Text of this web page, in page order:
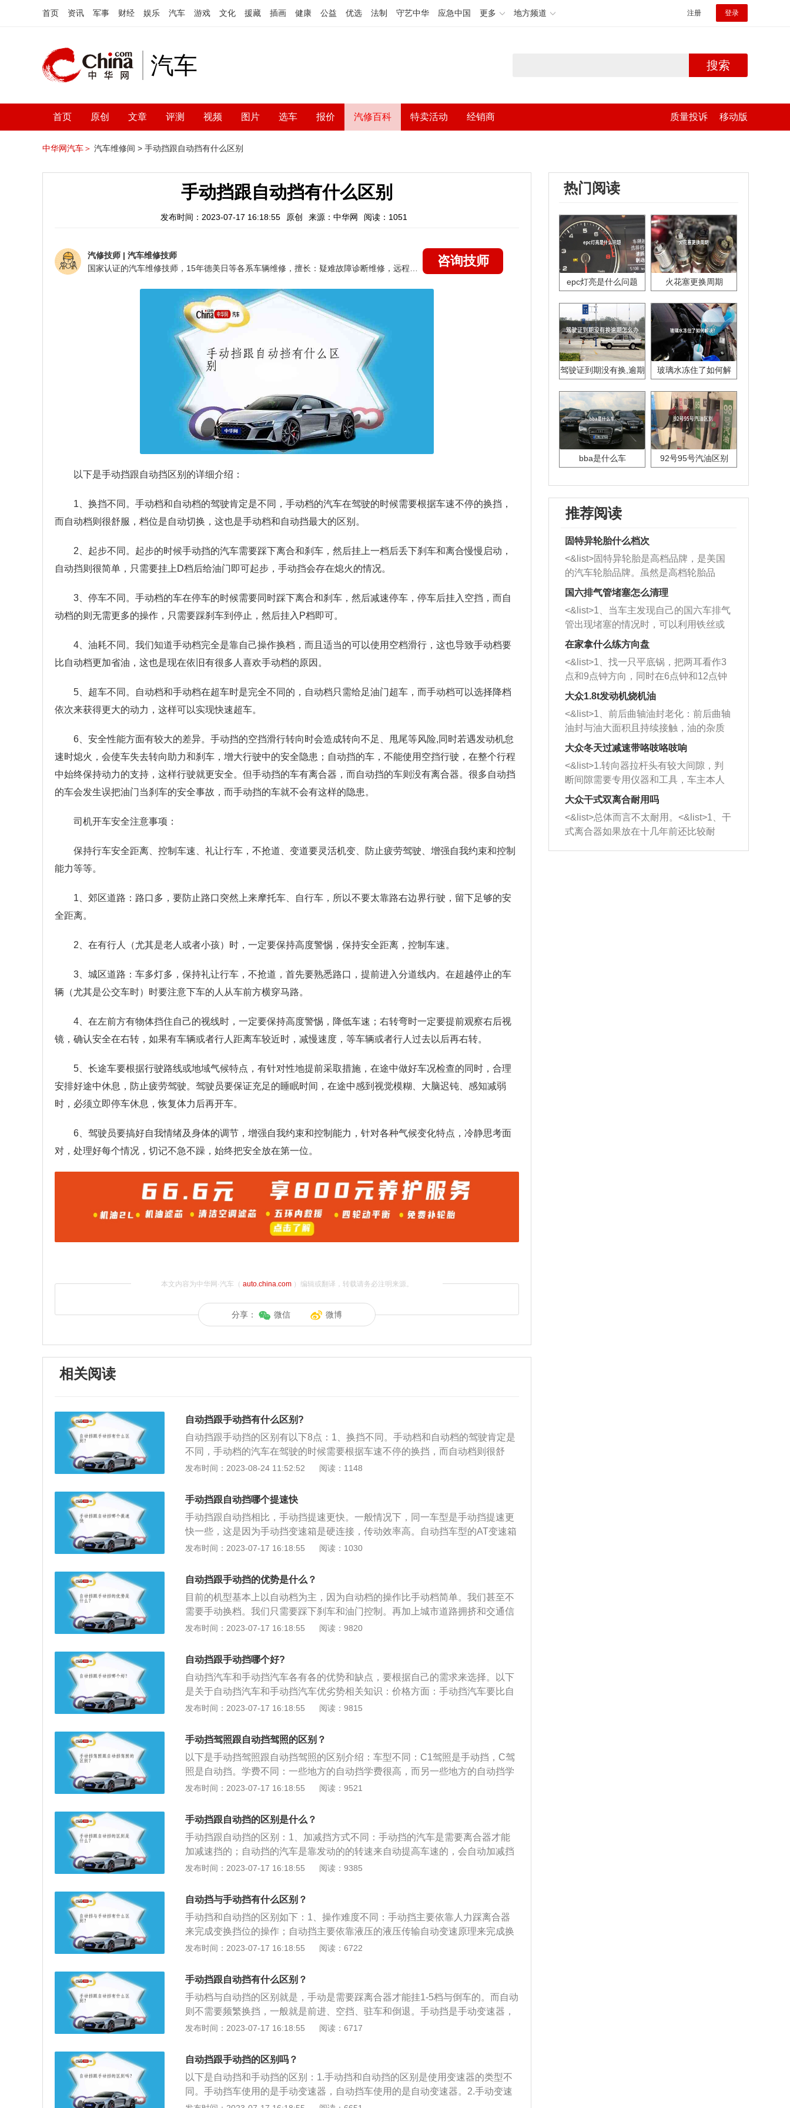
首页 资讯 军事 财经 娱乐 汽车 游戏 文化 援藏 插画 健康 公益 优选 法制 守艺中华 应急中国 更多 地方频道 注册 登录
汽车 搜索
首页 原创 文章 评测 视频 图片 选车 报价 汽修百科 特卖活动 经销商 质量投诉 移动版
中华网汽车＞ 汽车维修间 > 手动挡跟自动挡有什么区别
手动挡跟自动挡有什么区别
发布时间：2023-07-17 16:18:55 原创 来源：中华网 阅读：1051
汽修技师 | 汽车维修技师
咨询技师
以下是手动挡跟自动挡区别的详细介绍：
1、换挡不同。手动档和自动档的驾驶肯定是不同，手动档的汽车在驾驶的时候需要根据车速不停的换挡，
而自动档则很舒服，档位是自动切换，这也是手动档和自动挡最大的区别。
2、起步不同。起步的时候手动挡的汽车需要踩下离合和刹车，然后挂上一档后丢下刹车和离合慢慢启动，
自动挡则很简单，只需要挂上D档后给油门即可起步，手动挡会存在熄火的情况。
3、停车不同。手动档的车在停车的时候需要同时踩下离合和刹车，然后减速停车，停车后挂入空挡，而自
动档的则无需更多的操作，只需要踩刹车到停止，然后挂入P档即可。
4、油耗不同。我们知道手动档完全是靠自己操作换档，而且适当的可以使用空档滑行，这也导致手动档要
比自动档更加省油，这也是现在依旧有很多人喜欢手动档的原因。
5、超车不同。自动档和手动档在超车时是完全不同的，自动档只需给足油门超车，而手动档可以选择降档
依次来获得更大的动力，这样可以实现快速超车。
6、安全性能方面有较大的差异。手动挡的空挡滑行转向时会造成转向不足、甩尾等风险,同时若遇发动机怠
速时熄火，会使车失去转向助力和刹车，增大行驶中的安全隐患；自动挡的车，不能使用空挡行驶，在整个行程
中始终保持动力的支持，这样行驶就更安全。但手动挡的车有离合器，而自动挡的车则没有离合器。很多自动挡
的车会发生误把油门当刹车的安全事故，而手动挡的车就不会有这样的隐患。
司机开车安全注意事项：
保持行车安全距离、控制车速、礼让行车，不抢道、变道要灵活机变、防止疲劳驾驶、增强自我约束和控制
能力等等。
1、郊区道路：路口多，要防止路口突然上来摩托车、自行车，所以不要太靠路右边界行驶，留下足够的安
全距离。
2、在有行人（尤其是老人或者小孩）时，一定要保持高度警惕，保持安全距离，控制车速。
3、城区道路：车多灯多，保持礼让行车，不抢道，首先要熟悉路口，提前进入分道线内。在超越停止的车
辆（尤其是公交车时）时要注意下车的人从车前方横穿马路。
4、在左前方有物体挡住自己的视线时，一定要保持高度警惕，降低车速；右转弯时一定要提前观察右后视
镜，确认安全在右转，如果有车辆或者行人距离车较近时，减慢速度，等车辆或者行人过去以后再右转。
5、长途车要根据行驶路线或地域气候特点，有针对性地提前采取措施，在途中做好车况检查的同时，合理
安排好途中休息，防止疲劳驾驶。驾驶员要保证充足的睡眠时间，在途中感到视觉模糊、大脑迟钝、感知减弱
时，必须立即停车休息，恢复体力后再开车。
6、驾驶员要搞好自我情绪及身体的调节，增强自我约束和控制能力，针对各种气候变化特点，冷静思考面
对，处理好每个情况，切记不急不躁，始终把安全放在第一位。
本文内容为中华网·汽车（ auto.china.com）编辑或翻译，转载请务必注明来源。
分享： 微信 微博
相关阅读
自动挡跟手动挡有什么区别?
自动挡跟手动挡的区别有以下8点：1、换挡不同。手动档和自动档的驾驶肯定是
不同，手动档的汽车在驾驶的时候需要根据车速不停的换挡，而自动档则很舒
服，档位是自动切换，这也是手动档和自动挡最大的区别。2、起步不同。起步
启动，自动挡则很简单，只需要挂上D档后给油门即可起步，手动挡会存在熄火
的情况。3、停车不同。手动档的车在停车的时候需要同时踩下离合和刹车，然
后减速停车，停车后挂入空挡，而自动档的则无需更多的操作，只需要踩刹车到
停止，然后挂入P档即可。4、油耗不同。我们知道手动档完全是靠自己操作换
档，而且适当的可以使用空档滑行，这也导致手动档要比自动档更加省油，这也
时是完全不同的，自动档只需给足油门超车，而手动档可以选择降档依次来获得
更大的动力，这样可以实现快速超车。6、安全性能方面有较大的差异。手动挡
的空挡滑行转向时会造成转向不足、甩尾等风险,同时若遇发动机怠速时熄火，会
行驶，在整个行程中始终保持动力的支持，这样行驶就更安全。7、变速箱不
之外，自动挡变速箱没有离合器踏板，而手动挡汽车有离合器踏板。8、挡位标
识不同，再就是，自动挡汽车和手动挡汽车的档位标识不同。自动挡变速箱的档
位标识为P、R、N、D等，而手动变速箱的档位标识为1、2、3、4、5、6、R
等。但手动挡的车有离合器，而自动挡的车则没有离合器。很多自动挡的车会发
发布时间：2023-08-24 11:52:52 阅读：1148
手动挡跟自动挡哪个提速快
手动挡跟自动挡相比，手动挡提速更快。一般情况下，同一车型是手动挡提速更
快一些，这是因为手动挡变速箱是硬连接，传动效率高。自动挡车型的AT变速箱
是通过液力变矩器来传递动力，而液力变矩器是以液压油作为工作介质，会存在
挡车型提速会更快一些。因为DCT相当于将两套手动变速箱组合在了一起，由电
子系统控制换挡，所以响应会更快。手动挡与自动挡的区别在于：1、手动需踩
离合器才能挂1到5档倒车，而自动则不需频繁换挡。2、手动挡比较经济、实
惠、有驾驶乐趣；自动挡使用方便、减少了频繁换挡位的次数。3、手动变速器
如质量良好几乎不可能出故障，全寿命保持优良性能。自动变速器却是随着使用
是远远低于自动变速器油，自动变速器随着使用历程的增加性能下降明显，维修
费用巨大。
发布时间：2023-07-17 16:18:55 阅读：1030
自动挡跟手动挡的优势是什么？
目前的机型基本上以自动档为主，因为自动档的操作比手动档简单。我们甚至不
需要手动换档。我们只需要踩下刹车和油门控制。再加上城市道路拥挤和交通信
号灯众多，自动变速器模型可以更好地解决这一问题。其次，手动变速器的安全
器和油门，但使用油门作为制动器的事故却屡见不鲜。这在手动变速器车型中很
少发生。即使我们不小心踩到了油门，而且档位可以控制车速，汽车也不会加速
失控。
发布时间：2023-07-17 16:18:55 阅读：9820
自动挡跟手动挡哪个好?
自动挡汽车和手动挡汽车各有各的优势和缺点，要根据自己的需求来选择。以下
是关于自动挡汽车和手动挡汽车优劣势相关知识：价格方面：手动挡汽车要比自
动挡更加具有优势，手动挡要比自动挡更加便宜，如果对于自动挡没有太大的需
更低，无疑更加实惠。驾驶体验方面：手动挡无疑要比自动挡更加具有操控性，
能够给驾驶员带来的驾驶感官也不一样。可是现在人们买车基本都是家用，价格
就决定了手动挡汽车带来不了多少驾驶感，而且城市道路拥堵，手动挡反而不如
自动挡来的方便。因此从驾驶体验上看，自动挡汽车有更多的优势。
发布时间：2023-07-17 16:18:55 阅读：9815
手动挡驾照跟自动挡驾照的区别？
以下是手动挡驾照跟自动挡驾照的区别介绍：车型不同：C1驾照是手动挡，C驾
照是自动挡。学费不同：一些地方的自动挡学费很高，而另一些地方的自动挡学
费很低。每个区域都不同，可以根据实际情况进行评估。驾驶难度不同：手动挡
员的实际情况来选择。C1适用范围更广：C1的驾照可以驾驶自动挡的汽车，但
是C2不能驾驶C1的汽车，不过现在的汽车基本上都是自动挡。
发布时间：2023-07-17 16:18:55 阅读：9521
手动挡跟自动挡的区别是什么？
手动挡跟自动挡的区别：1、加减挡方式不同：手动挡的汽车是需要离合器才能
加减速挡的；自动挡的汽车是靠发动的的转速来自动提高车速的，会自动加减挡
位。2、油耗不同：手动挡行驶时只需要放在高速挡位，擎着油门就可以；自动
箱有at变速箱、双离合变速箱、cvt变速箱。at变速箱是技术成熟，应用广泛的变
速箱，这种变速箱的换挡平顺性比较好。
发布时间：2023-07-17 16:18:55 阅读：9385
自动挡与手动挡有什么区别？
手动挡和自动挡的区别如下：1、操作难度不同：手动挡主要依靠人力踩离合器
来完成变换挡位的操作；自动挡主要依靠液压的液压传输自动变速原理来完成换
挡动作。2、安全性不同：手动挡车的空挡使车失去动力，行驶有安全隐患；自
挡的小技巧：1、点火和熄火放在P挡。2、挂入D/R挡：车停、刹车踩到底。3、
等红灯：1分钟内保持D挡，1分钟以上N挡拉手刹。4、长时间等人：N挡拉手
刹，或者P挡。5、马路牙或限位杆停车：倒到限位杆后，R进N松刹车，车自然
停后再挂入P挡，拉手刹。
发布时间：2023-07-17 16:18:55 阅读：6722
手动挡跟自动挡有什么区别？
手动档与自动挡的区别就是，手动是需要踩离合器才能挂1-5档与倒车的。而自动
则不需要频繁换挡，一般就是前进、空挡、驻车和倒退。手动挡是手动变速器，
即用手拨动变速杆才能改变变速器内的齿轮啮合装置，改变传动比，从而达到变
器，因此没有离合器踏板。当发动机转速低时，液体传递的扭矩有限，不足以推
动汽车前进。当操纵手柄放入前进档，松开制动踏板，随着加油和发动机转速的
提高，传递的扭矩增大，推动汽车前进。耗油量：在不使用空挡的情况下，因为
手动挡的动力直接传递，效率比自动挡略高，相同车速情况下发动机转速略低于
发布时间：2023-07-17 16:18:55 阅读：6717
自动挡跟手动挡的区别吗？
以下是自动挡和手动挡的区别：1.手动挡和自动挡的区别是使用变速器的类型不
同。手动挡车使用的是手动变速器，自动挡车使用的是自动变速器。2.手动变速
器即用手拨动变速杆才能改变变速器内的齿轮啮合装置，改变传动比，从而达到
热门阅读
epc灯亮是什么问题 火花塞更换周期
驾驶证到期没有换,逾期
玻璃水冻住了如何解
bba是什么车 92号95号汽油区别
推荐阅读
固特异轮胎什么档次
<&list>固特异轮胎是高档品牌，是美国
的汽车轮胎品牌。虽然是高档轮胎品
牌，但是中高低端的轮胎都有生产，这
也是为了更好的开拓市场。
国六排气管堵塞怎么清理
<&list>1、当车主发现自己的国六车排气
管出现堵塞的情况时，可以利用铁丝或
者是细棍，直接将杂物给取出来，如果
堵塞情况比较严重，也可以采取应急措
施。 <&list>2、直接利用木棍将所有的
杂物推到排气管里面的位置处，然后将
三元催化器拆解开，就可以将堵塞的东
西取出来。但如果是因为积碳过多引起
的堵塞，就需要将三元催化器泡在草酸
洗剂对堵塞的情况得到解决，将清洗剂
放在燃油箱中，与燃油混合后，车辆启
动时，就可以和汽油一起进入到燃烧
室，最后形成废气排出，就可以让三元
催化器得到清洗，排气管堵塞的情况就
能够得到解决。
在家拿什么练方向盘
<&list>1、找一只平底锅，把两耳看作3
点和9点钟方向，同时在6点钟和12点钟
方向做一个标记。 <&list>2、双手握住
一圈半的练习，往右同样也要打相同的
圈数。 <&list>3、最后强调要反复练
习，这样就可以形成肌肉记忆，在真实
驾驶车辆时，不需要记忆也能打好方
向。
大众1.8t发动机烧机油
<&list>1、前后曲轴油封老化：前后曲轴
油封与油大面积且持续接触，油的杂质
和发动机内持续温度变化使其密封效果
逐渐减弱，导致渗油或漏油。<&list>2、
活塞间隙过大：积碳会使活塞环与缸体
的间隙扩大，导致机油流入燃烧室中，
造成烧机油。<&list>3、机油粘度。使用
机油粘度过小的话，同样会有烧机油现
象，机油粘度过小具有很好的流动性，
大众冬天过减速带咯吱咯吱响
<&list>1.转向器拉杆头有较大间隙，判
断间隙需要专用仪器和工具，车主本人
无法制作，需要将车辆送到修理厂或4s
店；<&list>2.车辆半轴套管防尘罩破
裂，破裂后会出现漏油现象，使半轴磨
损严重，磨损的半轴容易损坏，产生异
响；<&list>3.稳定器的转向胶套和球头
大众干式双离合耐用吗
<&list>总体而言不太耐用。<&list>1、干
式离合器如果放在十几年前还比较耐